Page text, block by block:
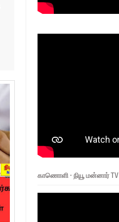
காணொளி - நியூ மன்னார் TV